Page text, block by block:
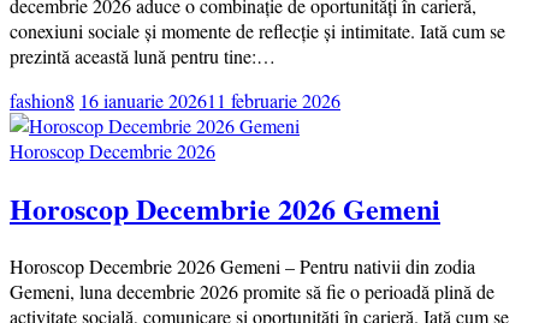
decembrie 2026 aduce o combinație de oportunități în carieră,
conexiuni sociale și momente de reflecție și intimitate. Iată cum se
prezintă această lună pentru tine:…
fashion8 16 ianuarie 202611 februarie 2026
Horoscop Decembrie 2026
Horoscop Decembrie 2026 Gemeni
Horoscop Decembrie 2026 Gemeni – Pentru nativii din zodia
Gemeni, luna decembrie 2026 promite să fie o perioadă plină de
activitate socială, comunicare și oportunități în carieră. Iată cum se